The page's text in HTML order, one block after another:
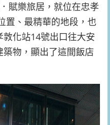
賦樂旅居，就位在忠孝
置、最精華的地段，也
化站14號出口往大安
物，顯出了這間飯店